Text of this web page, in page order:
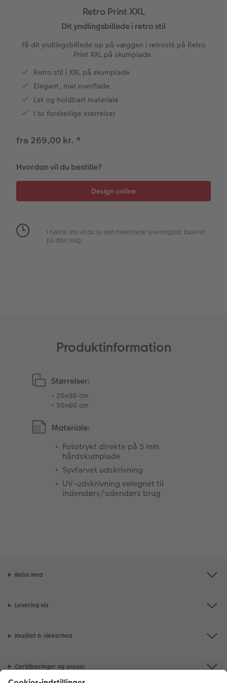
CEWE FOTOBOG Color pop
Panoramaside
Mindelomme
Tilbehør
Forstørrelse på fotopapir
Fotosæt
Fotoklistermærker
Tilbehør
Pasfoto
Billede på aluminiumsplade
Galleritryk
Billede på akrylglas
Billede på træ
Fotoplakat med kort
Fotoplakat med plakatliste
Fotocollage
Fotopanel
Tekstiler
Skole og kontor
Fotomagneter
Art prints
Fyld-selv gaveæske
Mobilcovers
Kæledyr
CEWE Gavekort
Design selv
Fotokort
Foldekort
Postkort
Kort med fotoindstik
Bordkort
Menukort
Direkte forsendelse
Inspiration til bryllup
Valgmuligheder
Gaveindpakning
Tilbehør
Retro Print XXL
Dit yndlingsbillede i retro stil
Få dit yndlingsbillede op på væggen i retrostil på Retro
Print XXL på skumplade.
Retro stil i XXL på skumplade
Elegant, mat overflade
Let og holdbart materiale
I to forskellige størrelser
fra 269,00 kr. *
Hvordan vil du bestille?
I næste trin vil du se den forventede leveringstid, baseret
på dine valg.
Produktinformation
Størrelser:
• 20x30 cm
• 50x60 cm
Materiale:
Fototrykt direkte på 5 mm
hårdskumplade
Syvfarvet udskrivning
UV-udskrivning velegnet til
indendørs/udendørs brug
Betal med
Levering via
Kvalitet & sikkerhed
Certificeringer og ansvar